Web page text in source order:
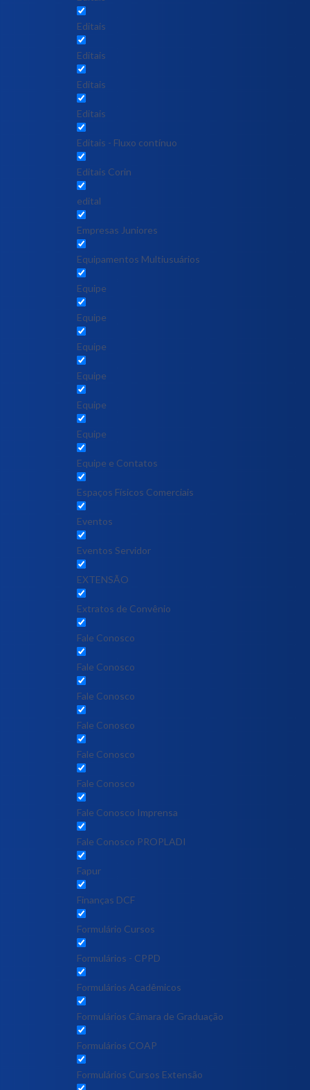
Editais
Editais
Editais
Editais
Editais - Fluxo contínuo
Editais Corin
edital
Empresas Juniores
Equipamentos Multiusuários
Equipe
Equipe
Equipe
Equipe
Equipe
Equipe
Equipe e Contatos
Espaços Físicos Comerciais
Eventos
Eventos Servidor
EXTENSÃO
Extratos de Convênio
Fale Conosco
Fale Conosco
Fale Conosco
Fale Conosco
Fale Conosco
Fale Conosco
Fale Conosco Imprensa
Fale Conosco PROPLADI
Fapur
Finanças DCF
Formulário Cursos
Formulários - CPPD
Formulários Acadêmicos
Formulários Câmara de Graduação
Formulários COAP
Formulários Cursos Extensão